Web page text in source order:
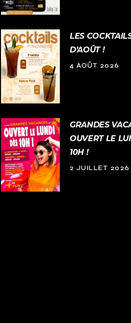
LES
D’AOÛT !
4 AOÛT 2026
GRANDES
OUVERT LE
10H !
2 JUILLET 2026